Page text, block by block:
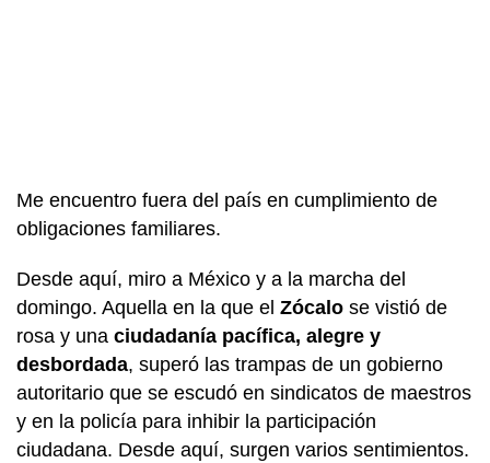
Me encuentro fuera del país en cumplimiento de
obligaciones familiares.
Desde aquí, miro a México y a la marcha del
domingo. Aquella en la que el Zócalo se vistió de
rosa y una ciudadanía pacífica, alegre y
desbordada, superó las trampas de un gobierno
autoritario que se escudó en sindicatos de maestros
y en la policía para inhibir la participación
ciudadana. Desde aquí, surgen varios sentimientos.